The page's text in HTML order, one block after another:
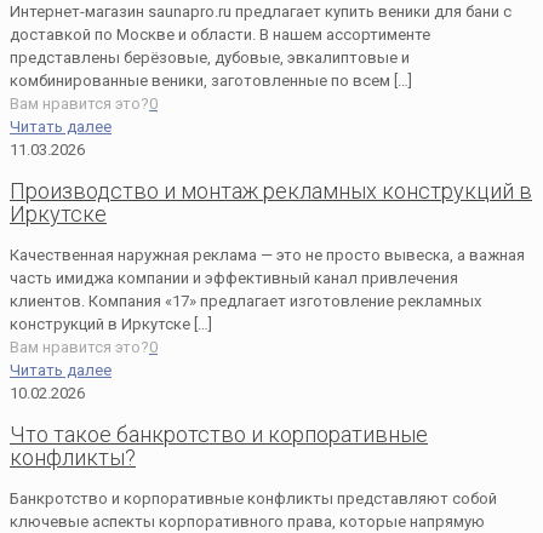
Интернет-магазин saunapro.ru предлагает купить веники для бани с
доставкой по Москве и области. В нашем ассортименте
представлены берёзовые, дубовые, эвкалиптовые и
комбинированные веники, заготовленные по всем
Вам нравится это?0
Читать далее
11.03.2026
Производство и монтаж рекламных конструкций в
Иркутске
Качественная наружная реклама — это не просто вывеска, а важная
часть имиджа компании и эффективный канал привлечения
клиентов. Компания «17» предлагает изготовление рекламных
конструкций в Иркутске
Вам нравится это?0
Читать далее
10.02.2026
Что такое банкротство и корпоративные
конфликты?
Банкротство и корпоративные конфликты представляют собой
ключевые аспекты корпоративного права, которые напрямую